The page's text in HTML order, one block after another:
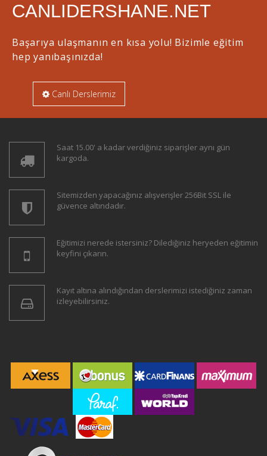
CANLIDERSHANE.NET
Başarıya ulaşmanın en kısa yolu! Bizimle eğitim
hep yanıbaşınızda!
Canlı Derslerimiz
Saat 15.00' a kadar verdiğiniz siparişler aynı gün
kargoda.
Sitemizden yapacağınız alışverişler 256Bit SSL ile
güvence altındadır.
Eğitimizi nerede istersiniz? Dilediğiniz heryeden eğitimin
keyfini çıkarın.
Kayıt altına alındığından derslerimizi istediğiniz zaman
izleyebilirsiniz.